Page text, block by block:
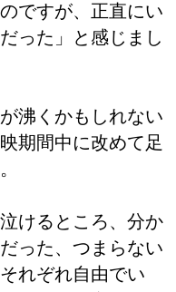
ですが、正直にい
った」と感じまし
沸くかもしれない
期間中に改めて足
けるところ、分か
った、つまらない
れぞれ自由でい